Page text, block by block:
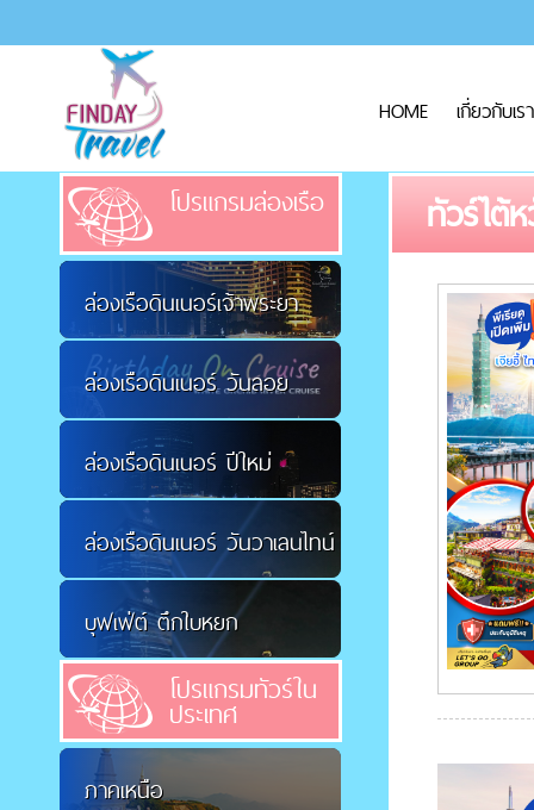
HOME เกี่ยวกับเรา
โปรแกรมล่องเรือ
ล่องเรือดินเนอร์เจ้าพระยา
ล่องเรือดินเนอร์ วันลอย
กระทง
ล่องเรือดินเนอร์ ปีใหม่
ล่องเรือดินเนอร์ วันวาเลนไทน์
บุฟเฟ่ต์ ตึกใบหยก
โปรแกรมทัวร์ใน
ประเทศ
ภาคเหนือ
ทัวร์ไต้